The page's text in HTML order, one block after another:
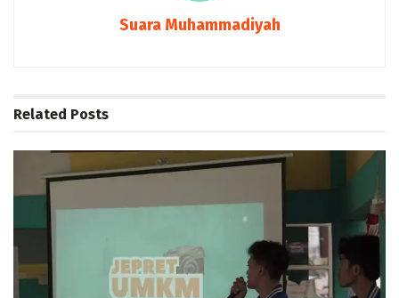
Suara Muhammadiyah
Related Posts